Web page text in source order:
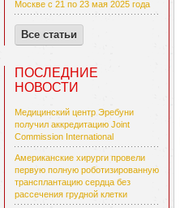
Москве с 21 по 23 мая 2025 года
Все статьи
ПОСЛЕДНИЕ
НОВОСТИ
Медицинский центр Эребуни
получил аккредитацию Joint
Commission International
Американские хирурги провели
первую полную роботизированную
трансплантацию сердца без
рассечения грудной клетки